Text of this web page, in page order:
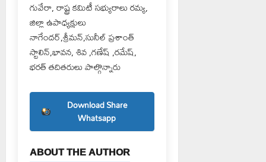
గువేరా, రాష్ట్ర కమిటీ సభ్యురాలు రమ్య,
జిల్లా ఉపాధ్యక్షులు
నాగేందర్,శ్రీమన్,సునీల్ ప్రశాంత్
స్టాలిన్,భావన, శివ ,గణేష్ ,రమేష్,
భరత్ తదితరులు పాల్గొన్నారు
Download Share
Whatsapp
ABOUT THE AUTHOR